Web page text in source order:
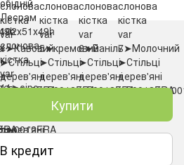
Купити
В кредит